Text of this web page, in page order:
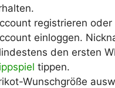
registrieren
einloggen.
den ersten
tippen.
Wunschgröße